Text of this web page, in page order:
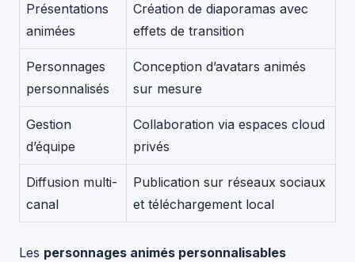
Présentations
animées
Création de diaporamas avec
effets de transition
Personnages
personnalisés
Conception d’avatars animés
sur mesure
Gestion
d’équipe
Collaboration via espaces cloud
privés
Diffusion multi-
canal
Publication sur réseaux sociaux
et téléchargement local
Les personnages animés personnalisables